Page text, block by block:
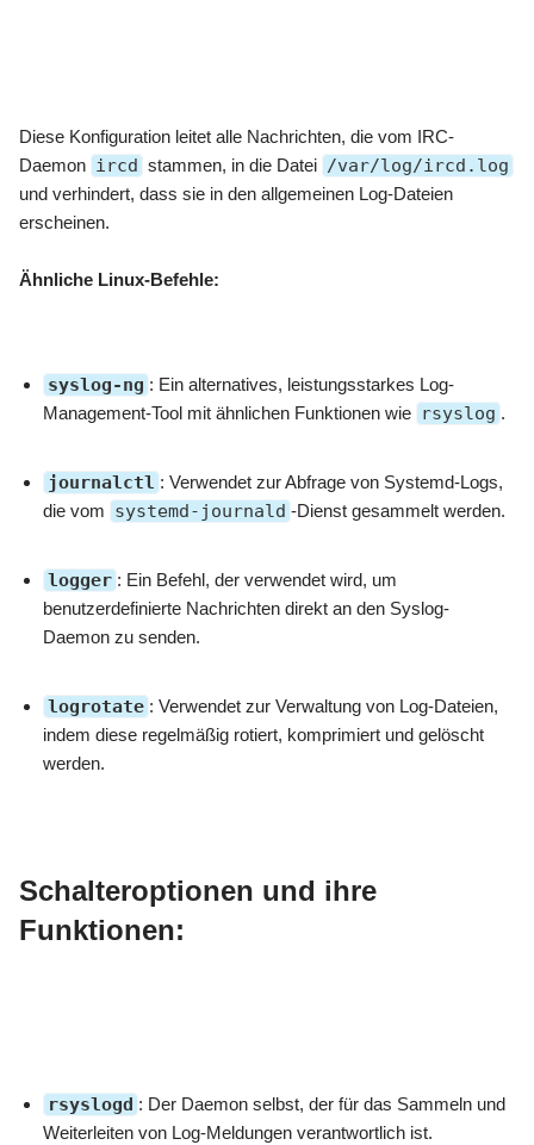
Diese Konfiguration leitet alle Nachrichten, die vom IRC-
Daemon ircd stammen, in die Datei /var/log/ircd.log
und verhindert, dass sie in den allgemeinen Log-Dateien
erscheinen.
Ähnliche Linux-Befehle:
syslog-ng : Ein alternatives, leistungsstarkes Log-
Management-Tool mit ähnlichen Funktionen wie rsyslog .
journalctl : Verwendet zur Abfrage von Systemd-Logs,
die vom systemd-journald -Dienst gesammelt werden.
logger : Ein Befehl, der verwendet wird, um
benutzerdefinierte Nachrichten direkt an den Syslog-
Daemon zu senden.
logrotate : Verwendet zur Verwaltung von Log-Dateien,
indem diese regelmäßig rotiert, komprimiert und gelöscht
werden.
Schalteroptionen und ihre
Funktionen:
rsyslogd : Der Daemon selbst, der für das Sammeln und
Weiterleiten von Log-Meldungen verantwortlich ist.